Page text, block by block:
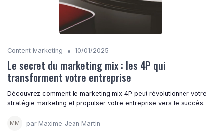
Content Marketing • 10/01/2025
Le secret du marketing mix : les 4P qui
transforment votre entreprise
Découvrez comment le marketing mix 4P peut révolutionner votre
stratégie marketing et propulser votre entreprise vers le succès.
par Maxime-Jean Martin